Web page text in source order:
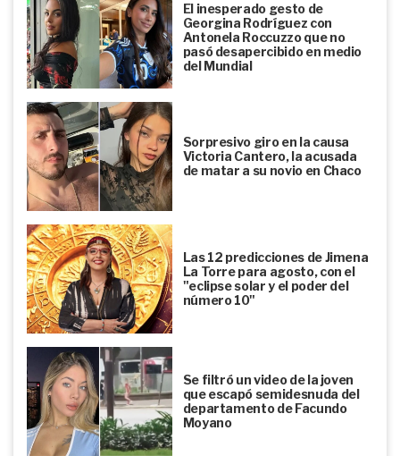
El inesperado gesto de
Georgina Rodríguez con
Antonela Roccuzzo que no
pasó desapercibido en medio
del Mundial
Sorpresivo giro en la causa
Victoria Cantero, la acusada
de matar a su novio en Chaco
Las 12 predicciones de Jimena
La Torre para agosto, con el
"eclipse solar y el poder del
número 10"
Se filtró un video de la joven
que escapó semidesnuda del
departamento de Facundo
Moyano